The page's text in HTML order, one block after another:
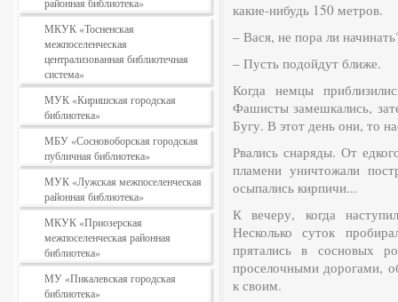
МКУК «Тосненская
межпоселенческая
централизованная библиотечная
система»
МУК «Киришская городская
библиотека»
МБУ «Сосновоборская городская
публичная библиотека»
МУК «Лужская межпоселенческая
районная библиотека»
МКУК «Приозерская
межпоселенческая районная
библиотека»
МУ «Пикалевская городская
библиотека»
какие-нибудь 150 метров.
– Вася, не пора ли
– Пусть подойдут ближе.
Когда немцы
Фашисты замешкались,
Бугу. В этот день они, то
Рвались снаряды. От
пламени уничтожали
осыпались кирпичи...
К вечеру, когда
Несколько суток
прятались в сосновых
проселочными дорогами,
к своим.